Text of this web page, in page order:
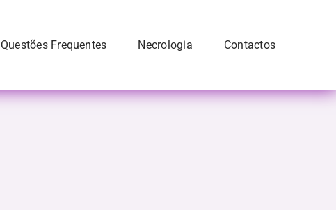
Questões Frequentes Necrologia Contactos